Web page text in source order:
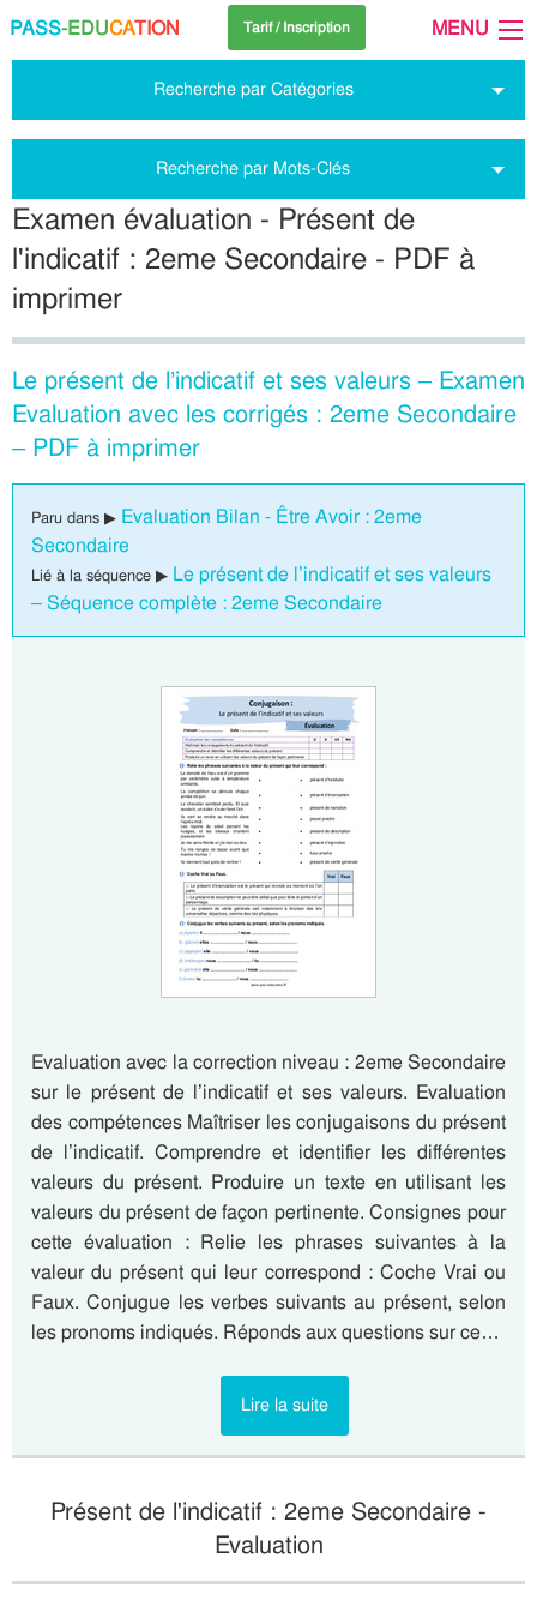
PASS-EDUCATION Tarif / Inscription MENU
Recherche par Catégories
Recherche par Mots-Clés
Examen évaluation - Présent de
l'indicatif : 2eme Secondaire - PDF à
imprimer
Le présent de l’indicatif et ses valeurs – Examen
Evaluation avec les corrigés : 2eme Secondaire
– PDF à imprimer
Paru dans ▶ Evaluation Bilan - Être Avoir : 2eme
Secondaire
Lié à la séquence ▶ Le présent de l’indicatif et ses valeurs
– Séquence complète : 2eme Secondaire
Evaluation avec la correction niveau : 2eme Secondaire
sur le présent de l’indicatif et ses valeurs. Evaluation
des compétences Maîtriser les conjugaisons du présent
de l’indicatif. Comprendre et identifier les différentes
valeurs du présent. Produire un texte en utilisant les
valeurs du présent de façon pertinente. Consignes pour
cette évaluation : Relie les phrases suivantes à la
valeur du présent qui leur correspond : Coche Vrai ou
Faux. Conjugue les verbes suivants au présent, selon
les pronoms indiqués. Réponds aux questions sur ce…
Lire la suite
Présent de l'indicatif : 2eme Secondaire -
Evaluation